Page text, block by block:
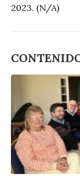
2023. (N/A)